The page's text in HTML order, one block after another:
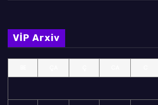
m
l
VİP Arxiv